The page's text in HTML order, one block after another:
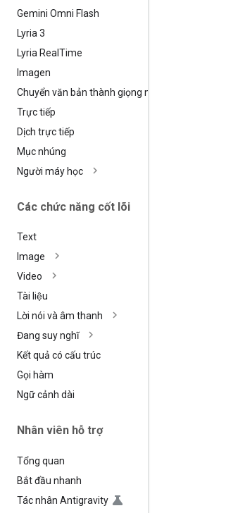
Gemini Omni Flash
Lyria 3
Lyria Real Time
Imagen
Chuyển văn bản thành giọng nói
Trực tiếp
Dịch trực tiếp
Mục nhúng
Người máy học
Các chức năng cốt lõi
Text
Image
Video
Tài liệu
Lời nói và âm thanh
Đang suy nghĩ
Kết quả có cấu trúc
Gọi hàm
Ngữ cảnh dài
Nhân viên hỗ trợ
Tổng quan
Bắt đầu nhanh
Tác nhân Antigravity